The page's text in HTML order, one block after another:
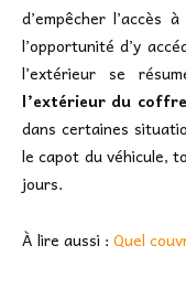
d’empêcher l’accès
l’opportunité d’y
l’extérieur se
l’extérieur du
dans certaines
le capot du véhicule,
jours.
À lire aussi : Quel